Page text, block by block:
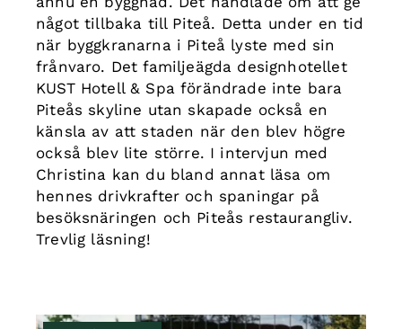
något tillbaka till Piteå. Detta under en tid
när byggkranarna i Piteå lyste med sin
frånvaro. Det familjeägda designhotellet
KUST Hotell & Spa förändrade inte bara
Piteås skyline utan skapade också en
känsla av att staden när den blev högre
också blev lite större. I intervjun med
Christina kan du bland annat läsa om
hennes drivkrafter och spaningar på
besöksnäringen och Piteås restaurangliv.
Trevlig läsning!